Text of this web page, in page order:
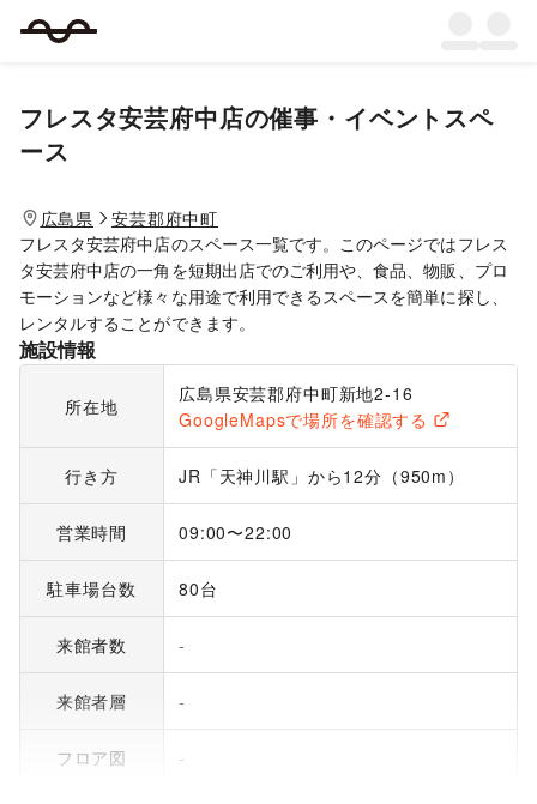
フレスタ安芸府中店の催事・イベントスペ
ース
広島県
安芸郡府中町
フレスタ安芸府中店のスペース一覧です。このページではフレス
タ安芸府中店の一角を短期出店でのご利用や、食品、物販、プロ
モーションなど様々な用途で利用できるスペースを簡単に探し、
レンタルすることができます。
施設情報
所在地
広島県安芸郡府中町新地2-16
GoogleMapsで場所を確認する
行き方 JR「天神川駅」から12分（950m）
営業時間 09:00〜22:00
駐車場台数 80台
来館者数 -
来館者層 -
フロア図 -